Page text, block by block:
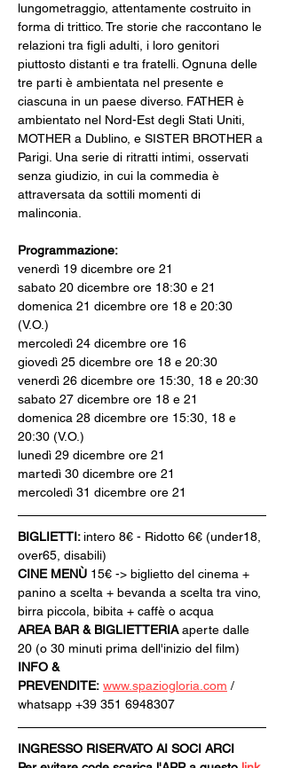
lungometraggio, attentamente costruito in
forma di trittico. Tre storie che raccontano le
relazioni tra figli adulti, i loro genitori
piuttosto distanti e tra fratelli. Ognuna delle
tre parti è ambientata nel presente e
ciascuna in un paese diverso. FATHER è
ambientato nel Nord-Est degli Stati Uniti,
MOTHER a Dublino, e SISTER BROTHER a
Parigi. Una serie di ritratti intimi, osservati
senza giudizio, in cui la commedia è
attraversata da sottili momenti di
malinconia.
Programmazione:
venerdì 19 dicembre ore 21
sabato 20 dicembre ore 18:30 e 21
domenica 21 dicembre ore 18 e 20:30
(V.O.)
mercoledì 24 dicembre ore 16
giovedì 25 dicembre ore 18 e 20:30
venerdì 26 dicembre ore 15:30, 18 e 20:30
sabato 27 dicembre ore 18 e 21
domenica 28 dicembre ore 15:30, 18 e
20:30 (V.O.)
lunedì 29 dicembre ore 21
martedì 30 dicembre ore 21
mercoledì 31 dicembre ore 21
BIGLIETTI: intero 8€ - Ridotto 6€ (under18,
over65, disabili)
CINE MENÙ 15€ -> biglietto del cinema +
panino a scelta + bevanda a scelta tra vino,
birra piccola, bibita + caffè o acqua
AREA BAR & BIGLIETTERIA aperte dalle
20 (o 30 minuti prima dell'inizio del film)
INFO &
PREVENDITE: www.spaziogloria.com /
whatsapp +39 351 6948307
INGRESSO RISERVATO AI SOCI ARCI